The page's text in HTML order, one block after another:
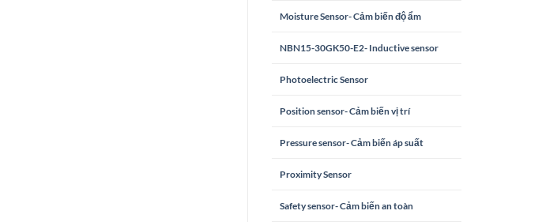
Moisture Sensor- Cảm biến độ ẩm
NBN15-30GK50-E2- Inductive sensor
Photoelectric Sensor
Position sensor- Cảm biến vị trí
Pressure sensor- Cảm biến áp suất
Proximity Sensor
Safety sensor- Cảm biến an toàn